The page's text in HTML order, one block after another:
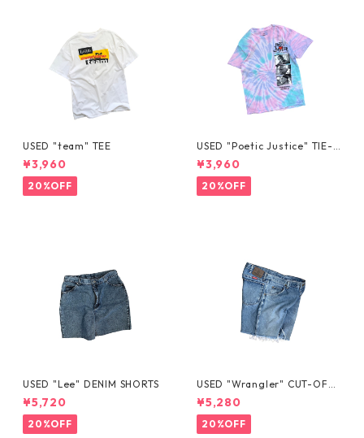
USED "team" TEE
¥3,960
20%OFF
USED "Poetic Justice" TIE-D
YE TEE
¥3,960
20%OFF
USED "Lee" DENIM SHORTS
¥5,720
20%OFF
USED "Wrangler" CUT-OFF
DENIM SHORTS
¥5,280
20%OFF